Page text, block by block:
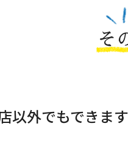
そ
以外でもできま